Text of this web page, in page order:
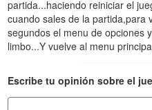
partida...haciendo reiniciar el
cuando sales de la partida,para
segundos el menu de opciones
limbo...Y vuelve al menu
Escribe tu opinión sobre el